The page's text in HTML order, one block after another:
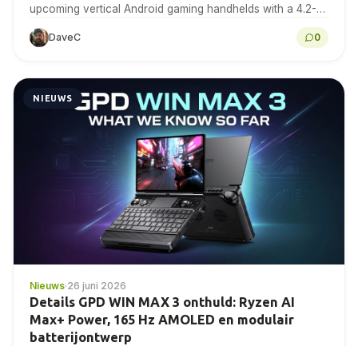
upcoming vertical Android gaming handhelds with a 4.2-
DaveC 0
NIEUWS
Nieuws·26 juni 2026
Details GPD WIN MAX 3 onthuld: Ryzen AI
Max+ Power, 165 Hz AMOLED en modulair
batterijontwerp